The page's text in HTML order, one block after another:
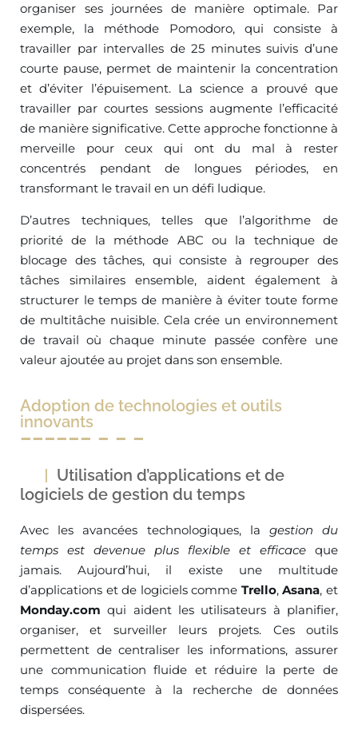
organiser ses journées de manière optimale. Par
exemple, la méthode Pomodoro, qui consiste à
travailler par intervalles de 25 minutes suivis d’une
courte pause, permet de maintenir la concentration
et d’éviter l’épuisement. La science a prouvé que
travailler par courtes sessions augmente l’efficacité
de manière significative. Cette approche fonctionne à
merveille pour ceux qui ont du mal à rester
concentrés pendant de longues périodes, en
transformant le travail en un défi ludique.
D’autres techniques, telles que l’algorithme de
priorité de la méthode ABC ou la technique de
blocage des tâches, qui consiste à regrouper des
tâches similaires ensemble, aident également à
structurer le temps de manière à éviter toute forme
de multitâche nuisible. Cela crée un environnement
de travail où chaque minute passée confère une
valeur ajoutée au projet dans son ensemble.
Adoption de technologies et outils
innovants
Utilisation d’applications et de
logiciels de gestion du temps
Avec les avancées technologiques, la gestion du
temps est devenue plus flexible et efficace que
jamais. Aujourd’hui, il existe une multitude
d’applications et de logiciels comme Trello,Asana, et
Monday.com qui aident les utilisateurs à planifier,
organiser, et surveiller leurs projets. Ces outils
permettent de centraliser les informations, assurer
une communication fluide et réduire la perte de
temps conséquente à la recherche de données
dispersées.